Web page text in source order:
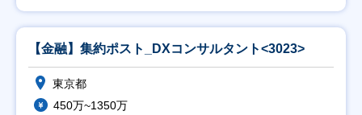
【金融】集約ポスト_DXコンサルタント<3023>
東京都
450万~1350万